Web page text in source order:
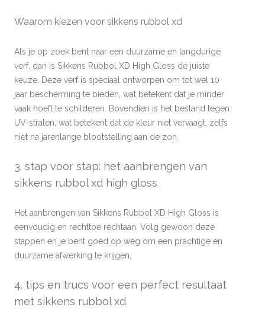
Waarom kiezen voor sikkens rubbol xd
Als je op zoek bent naar een duurzame en langdurige
verf, dan is Sikkens Rubbol XD High Gloss de juiste
keuze. Deze verf is speciaal ontworpen om tot wel 10
jaar bescherming te bieden, wat betekent dat je minder
vaak hoeft te schilderen. Bovendien is het bestand tegen
UV-stralen, wat betekent dat de kleur niet vervaagt, zelfs
niet na jarenlange blootstelling aan de zon.
3. stap voor stap: het aanbrengen van
sikkens rubbol xd high gloss
Het aanbrengen van Sikkens Rubbol XD High Gloss is
eenvoudig en rechttoe rechtaan. Volg gewoon deze
stappen en je bent goed op weg om een prachtige en
duurzame afwerking te krijgen.
4. tips en trucs voor een perfect resultaat
met sikkens rubbol xd